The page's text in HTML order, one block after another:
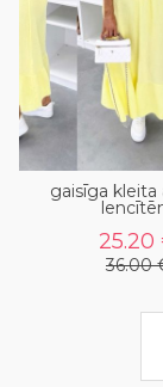
gaisīga kleita
25.20
36.00